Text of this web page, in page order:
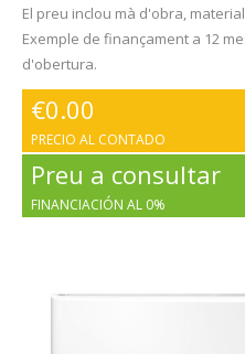
El preu inclou mà d'obra, material
Exemple de finançament a 12
d'obertura.
€0.00
PRECIO AL CONTADO
Preu a consultar
FINANCIACIÓN AL 0%